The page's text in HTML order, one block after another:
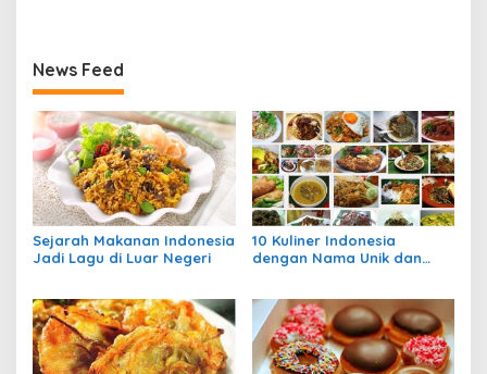
News Feed
Sejarah Makanan Indonesia
Jadi Lagu di Luar Negeri
10 Kuliner Indonesia
dengan Nama Unik dan